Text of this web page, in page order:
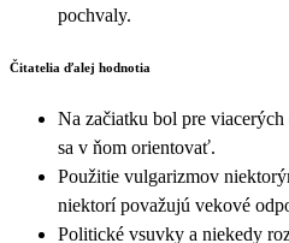
pochvaly.
Čitatelia ďalej hodnotia
Na začiatku bol pre
sa v ňom orientovať.
Použitie vulgarizmov
niektorí považujú vekové
Politické vsuvky a niekedy